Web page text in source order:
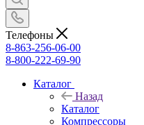
Телефоны
8-863-256-06-00
8-800-222-69-90
Каталог
Назад
Каталог
Компрессоры